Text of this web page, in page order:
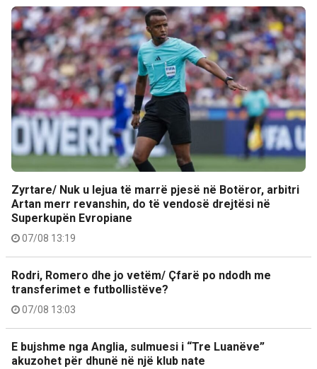
Zyrtare/ Nuk u lejua të marrë pjesë në Botëror, arbitri
Artan merr revanshin, do të vendosë drejtësi në
Superkupën Evropiane
07/08 13:19
Rodri, Romero dhe jo vetëm/ Çfarë po ndodh me
transferimet e futbollistëve?
07/08 13:03
E bujshme nga Anglia, sulmuesi i “Tre Luanëve”
akuzohet për dhunë në një klub nate